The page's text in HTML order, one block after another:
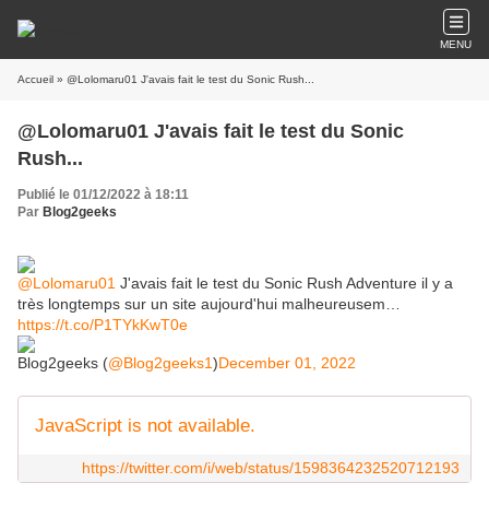
MENU
Accueil » @Lolomaru01 J'avais fait le test du Sonic Rush...
@Lolomaru01 J'avais fait le test du Sonic
Rush...
Publié le 01/12/2022 à 18:11
Par Blog2geeks
@Lolomaru01 J'avais fait le test du Sonic Rush Adventure il y a
très longtemps sur un site aujourd'hui malheureusem…
https://t.co/P1TYkKwT0e
Blog2geeks (@Blog2geeks1)December 01, 2022
JavaScript is not available.
https://twitter.com/i/web/status/1598364232520712193